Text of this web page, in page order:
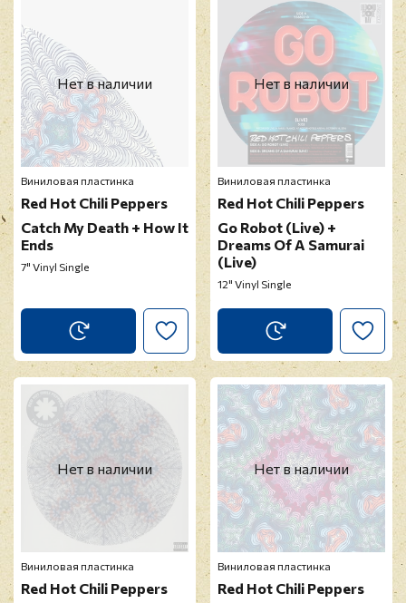
Нет в наличии
Виниловая пластинка
Red Hot Chili Peppers
Catch My Death + How It
Ends
7" Vinyl Single
Нет в наличии
Виниловая пластинка
Red Hot Chili Peppers
Go Robot (Live) +
Dreams Of A Samurai
(Live)
12" Vinyl Single
Нет в наличии
Виниловая пластинка
Red Hot Chili Peppers
Нет в наличии
Виниловая пластинка
Red Hot Chili Peppers